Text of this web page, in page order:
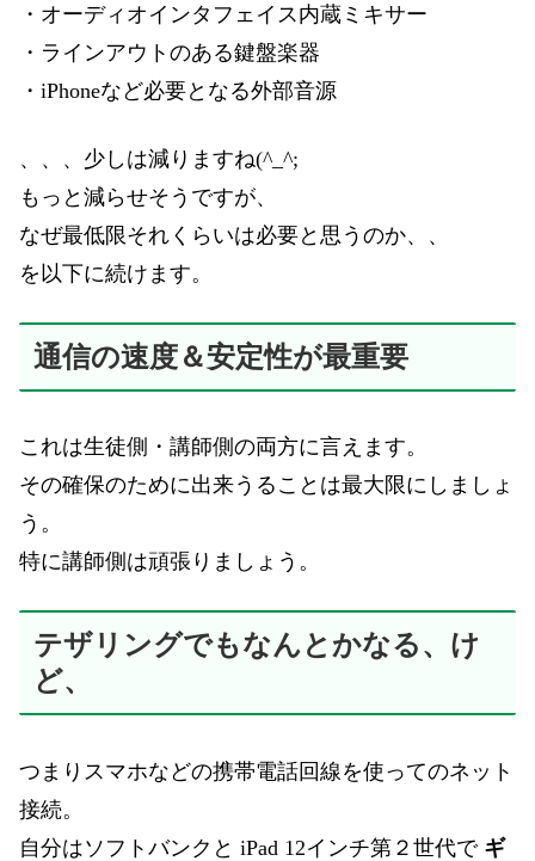
・オーディオインタフェイス内蔵ミキサー
・ラインアウトのある鍵盤楽器
・iPhoneなど必要となる外部音源
、、、少しは減りますね(^_^;
もっと減らせそうですが、
なぜ最低限それくらいは必要と思うのか、、
を以下に続けます。
通信の速度＆安定性が最重要
これは生徒側・講師側の両方に言えます。
その確保のために出来うることは最大限にしましょ
う。
特に講師側は頑張りましょう。
テザリングでもなんとかなる、け
ど、
つまりスマホなどの携帯電話回線を使ってのネット
接続。
自分はソフトバンクと iPad 12インチ第２世代で ギ